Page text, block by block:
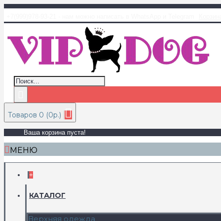
Товаров 0 (0р.)
Ваша корзина пуста!
МЕНЮ
+
КАТАЛОГ
Верхняя одежда